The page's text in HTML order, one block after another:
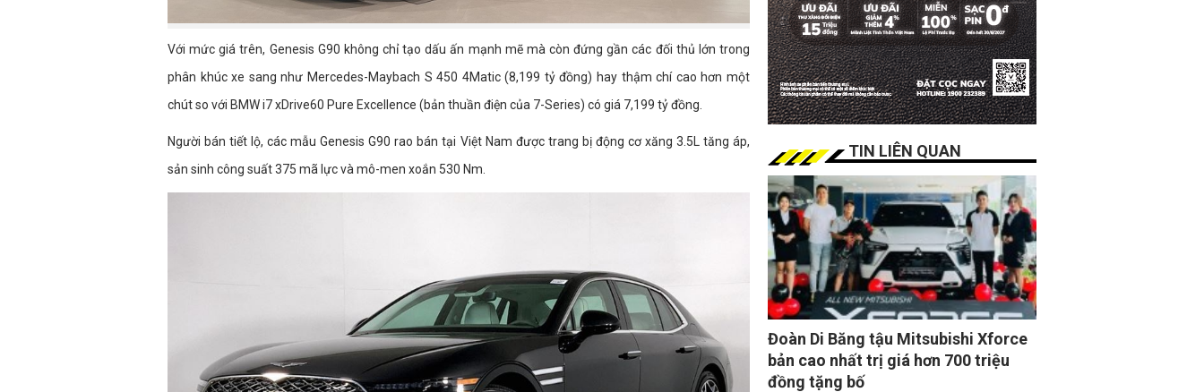
Với mức giá trên, Genesis G90 không chỉ tạo dấu ấn mạnh mẽ mà còn đứng gần các đối thủ lớn trong
phân khúc xe sang như Mercedes-Maybach S 450 4Matic (8,199 tỷ đồng) hay thậm chí cao hơn một
chút so với BMW i7 xDrive60 Pure Excellence (bản thuần điện của 7-Series) có giá 7,199 tỷ đồng.
Người bán tiết lộ, các mẫu Genesis G90 rao bán tại Việt Nam được trang bị động cơ xăng 3.5L tăng áp,
sản sinh công suất 375 mã lực và mô-men xoắn 530 Nm.
TIN LIÊN QUAN
Đoàn Di Băng tậu Mitsubishi Xforce
bản cao nhất trị giá hơn 700 triệu
đồng tặng bố